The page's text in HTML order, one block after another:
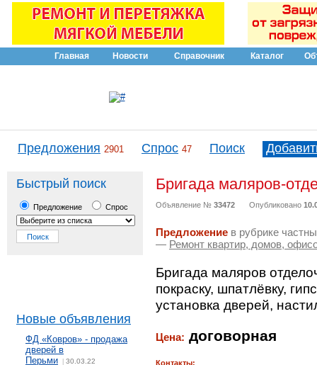
Главная Новости Справочник Каталог
Предложения 2901 Спрос 47 Поиск
Быстрый поиск
Предложение Спрос
Новые объявления
ФД «Ковров» - продажа
дверей в
Перьми
30.03.22
Бригада маляров-
Объявление № 33472 Опубликовано
Предложение в рубрике
— Ремонт квартир, домов,
Бригада маляров
покраску, шпатлёвку,
установка дверей,
Цена: договорная
Контакты: